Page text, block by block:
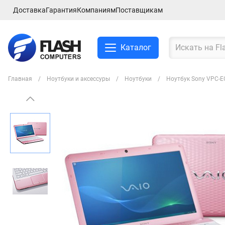
ДоставкаГарантияКомпаниямПоставщикам
Каталог
Главная Ноутбуки и аксессуры Ноутбуки Ноутбук Sony
Ноутбуки и аксессуры
Компьютеры и
комплектующие
Сетевое оборудование
ТВ, Аудио и Видео